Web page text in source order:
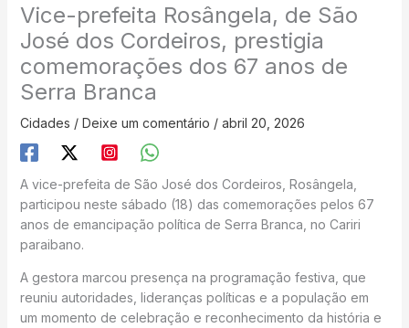
Vice-prefeita Rosângela, de São
José dos Cordeiros, prestigia
comemorações dos 67 anos de
Serra Branca
Cidades / Deixe um comentário / abril 20, 2026
A vice-prefeita de São José dos Cordeiros, Rosângela,
participou neste sábado (18) das comemorações pelos 67
anos de emancipação política de Serra Branca, no Cariri
paraibano.
A gestora marcou presença na programação festiva, que
reuniu autoridades, lideranças políticas e a população em
um momento de celebração e reconhecimento da história e